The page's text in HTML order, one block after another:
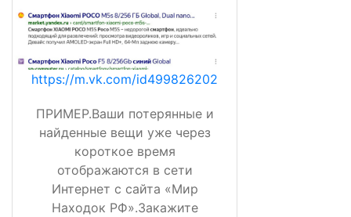
https://m.vk.com/id499826202
ПРИМЕР.Ваши потерянные и
найденные вещи уже через
короткое время
отображаются в сети
Интернет с сайта «Мир
Находок РФ».Закажите